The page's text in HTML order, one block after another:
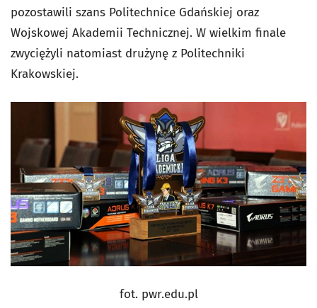
pozostawili szans Politechnice Gdańskiej oraz
Wojskowej Akademii Technicznej. W wielkim finale
zwyciężyli natomiast drużynę z Politechniki
Krakowskiej.
fot. pwr.edu.pl